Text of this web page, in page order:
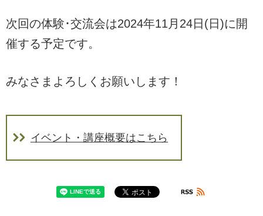
次回の体験･交流会は2024年11月24日(日)に開
催する予定です。
みなさまよろしくお願いします！
イベント・講座概要はこちら